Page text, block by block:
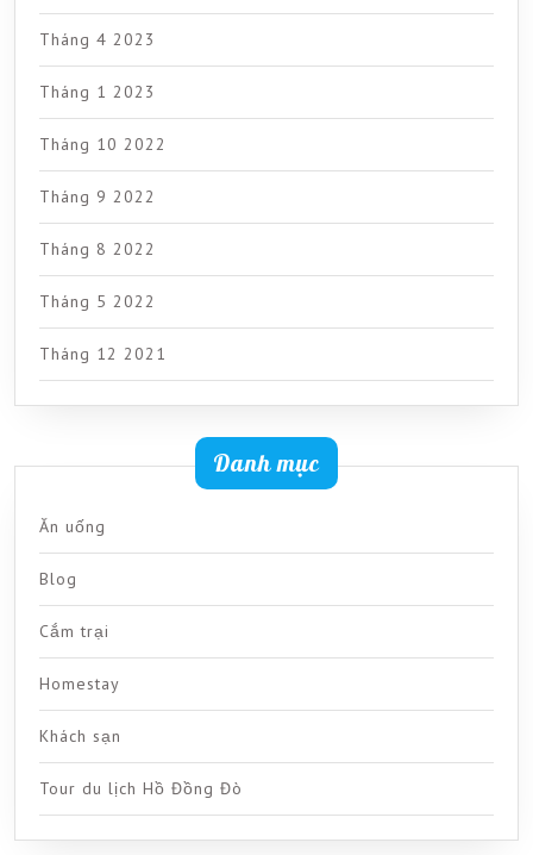
Tháng 4 2023
Tháng 1 2023
Tháng 10 2022
Tháng 9 2022
Tháng 8 2022
Tháng 5 2022
Tháng 12 2021
Danh mục
Ăn uống
Blog
Cắm trại
Homestay
Khách sạn
Tour du lịch Hồ Đồng Đò